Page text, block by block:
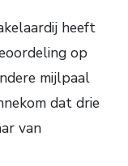
heeft
op
mijlpaal
dat drie
van